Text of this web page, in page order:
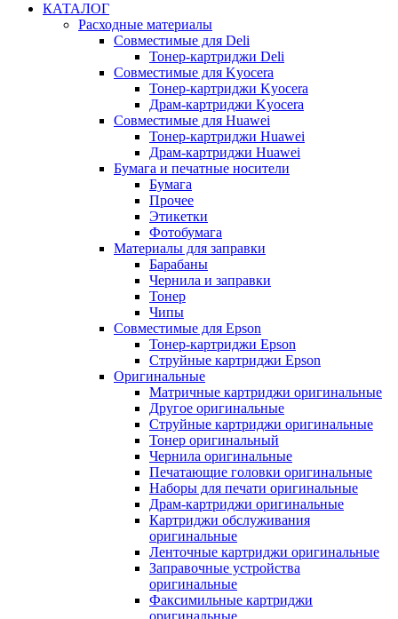
КАТАЛОГ
Расходные материалы
Совместимые для Deli
Тонер-картриджи Deli
Совместимые для Kyocera
Тонер-картриджи Kyocera
Драм-картриджи Kyocera
Совместимые для Huawei
Тонер-картриджи Huawei
Драм-картриджи Huawei
Бумага и печатные носители
Бумага
Прочее
Этикетки
Фотобумага
Материалы для заправки
Барабаны
Чернила и заправки
Тонер
Чипы
Совместимые для Epson
Тонер-картриджи Epson
Струйные картриджи Epson
Оригинальные
Матричные картриджи оригинальные
Другое оригинальные
Струйные картриджи оригинальные
Тонер оригинальный
Чернила оригинальные
Печатающие головки оригинальные
Наборы для печати оригинальные
Драм-картриджи оригинальные
Картриджи обслуживания
оригинальные
Ленточные картриджи оригинальные
Заправочные устройства
оригинальные
Факсимильные картриджи
оригинальные